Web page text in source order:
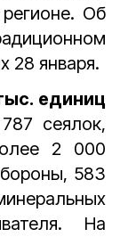
Об
28 января.
единиц
сеялок,
2 000
бороны, 583
На